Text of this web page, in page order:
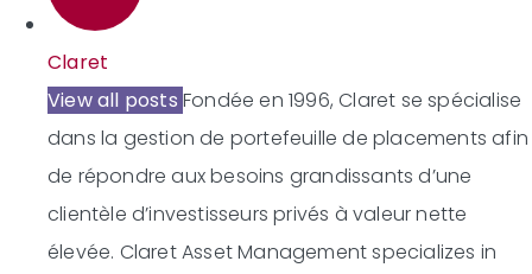
Claret
View all posts Fondée en 1996, Claret se spécialise
dans la gestion de portefeuille de placements afin
de répondre aux besoins grandissants d’une
clientèle d’investisseurs privés à valeur nette
élevée. Claret Asset Management specializes in